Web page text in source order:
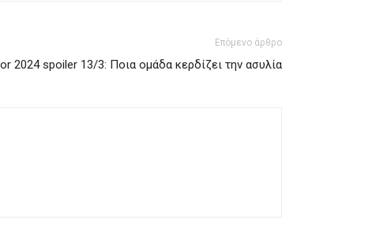
Επόμενο άρθρο
2024 spoiler 13/3: Ποια ομάδα κερδίζει την ασυλία